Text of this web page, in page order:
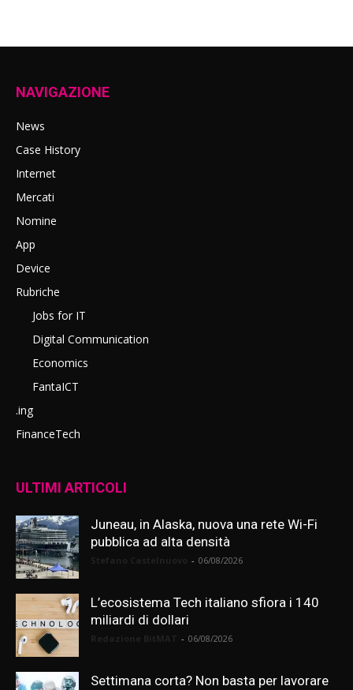
NAVIGAZIONE
News
Case History
Internet
Mercati
Nomine
App
Device
Rubriche
Jobs for IT
Digital Communication
Economics
FantaICT
.ing
FinanceTech
ULTIMI ARTICOLI
Juneau, in Alaska, nuova una rete Wi-Fi
pubblica ad alta densità
- 06/08/2026
L’ecosistema Tech italiano sfiora i 140
miliardi di dollari
- 06/08/2026
Settimana corta? Non basta per lavorare